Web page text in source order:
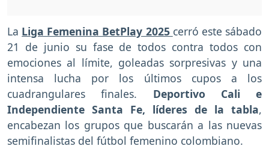
La Liga Femenina BetPlay 2025 cerró este sábado
21 de junio su fase de todos contra todos con
emociones al límite, goleadas sorpresivas y una
intensa lucha por los últimos cupos a los
cuadrangulares finales. Deportivo Cali e
Independiente Santa Fe, líderes de la tabla,
encabezan los grupos que buscarán a las nuevas
semifinalistas del fútbol femenino colombiano.